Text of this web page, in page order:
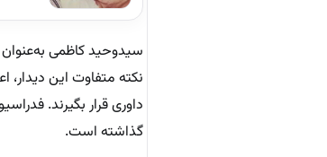
نکته متفاوت این دیدار،
داوری قرار بگیرند.
گذاشته است.